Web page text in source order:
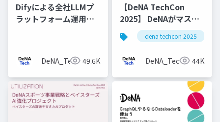
Difyによる全社LLMプ
ラットフォーム運用と
DeNA_Tech 49.6K
【DeNA TechCon
2025】 DeNAがマスタ
データ管理にOyakata
を使う理由
dena techcon 2025
DeNA_Tech 44K